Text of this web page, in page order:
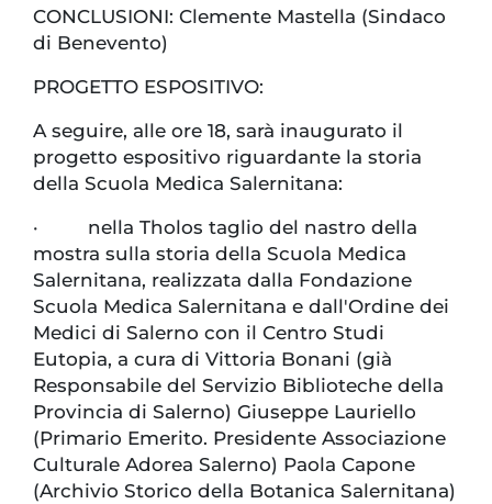
CONCLUSIONI: Clemente Mastella (Sindaco
di Benevento)
PROGETTO ESPOSITIVO:
A seguire, alle ore 18, sarà inaugurato il
progetto espositivo riguardante la storia
della Scuola Medica Salernitana:
· nella Tholos taglio del nastro della
mostra sulla storia della Scuola Medica
Salernitana, realizzata dalla Fondazione
Scuola Medica Salernitana e dall'Ordine dei
Medici di Salerno con il Centro Studi
Eutopia, a cura di Vittoria Bonani (già
Responsabile del Servizio Biblioteche della
Provincia di Salerno) Giuseppe Lauriello
(Primario Emerito. Presidente Associazione
Culturale Adorea Salerno) Paola Capone
(Archivio Storico della Botanica Salernitana)